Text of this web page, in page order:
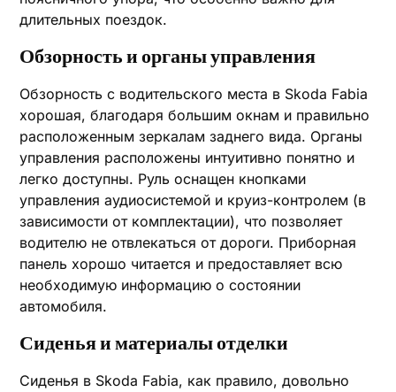
длительных поездок.
Обзорность и органы управления
Обзорность с водительского места в Skoda Fabia
хорошая, благодаря большим окнам и правильно
расположенным зеркалам заднего вида. Органы
управления расположены интуитивно понятно и
легко доступны. Руль оснащен кнопками
управления аудиосистемой и круиз-контролем (в
зависимости от комплектации), что позволяет
водителю не отвлекаться от дороги. Приборная
панель хорошо читается и предоставляет всю
необходимую информацию о состоянии
автомобиля.
Сиденья и материалы отделки
Сиденья в Skoda Fabia, как правило, довольно